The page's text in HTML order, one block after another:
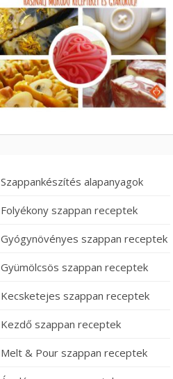
Szappankészítés alapanyagok
Folyékony szappan receptek
Gyógynövényes szappan receptek
Gyümölcsös szappan receptek
Kecsketejes szappan receptek
Kezdő szappan receptek
Melt & Pour szappan receptek